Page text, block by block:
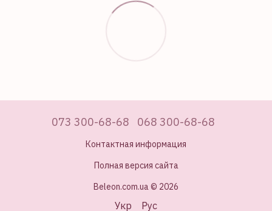
073 300-68-68 068 300-68-68
Контактная информация
Полная версия сайта
Beleon.com.ua © 2026
Укр Рус